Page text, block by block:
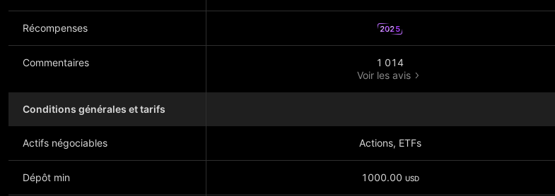
Récompenses 2025
Commentaires
1 014
Voir les avis
Conditions générales et tarifs
Actifs négociables Actions, ETFs
Dépôt min 1000.00 USD